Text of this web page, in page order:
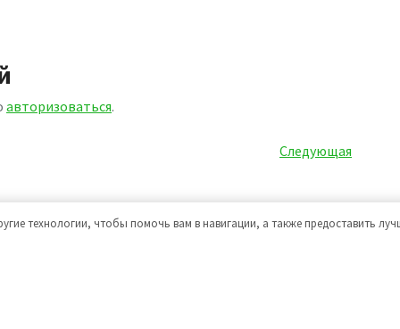
авторизоваться.
Следующая
Следующая
технологии, чтобы помочь вам в навигации, а также предоставить